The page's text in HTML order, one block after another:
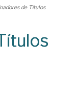
de Títulos